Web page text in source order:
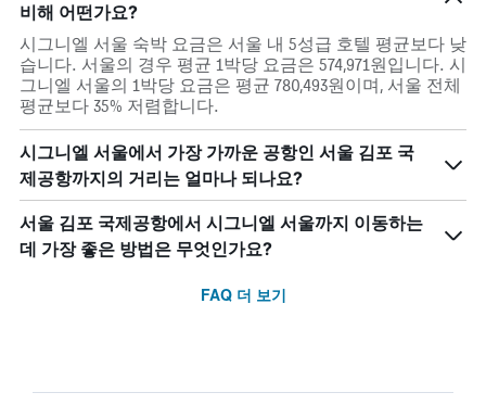
비해 어떤가요?
시그니엘 서울 숙박 요금은 서울 내 5성급 호텔 평균보다 낮
습니다. 서울의 경우 평균 1박당 요금은 574,971원입니다. 시
그니엘 서울의 1박당 요금은 평균 780,493원이며, 서울 전체
평균보다 35% 저렴합니다.
시그니엘 서울에서 가장 가까운 공항인 서울 김포 국
제공항까지의 거리는 얼마나 되나요?
서울 김포 국제공항에서 시그니엘 서울까지 이동하는
데 가장 좋은 방법은 무엇인가요?
FAQ 더 보기